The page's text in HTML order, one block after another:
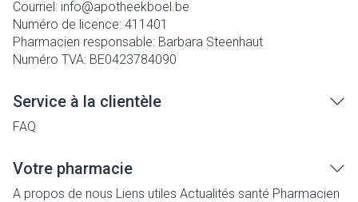
Courriel: info@apotheekboel.be
Numéro de licence: 411401
Pharmacien responsable: Barbara Steenhaut
Numéro TVA: BE0423784090
Service à la clientèle
FAQ
Votre pharmacie
A propos de nous Liens utiles Actualités santé Pharmacien